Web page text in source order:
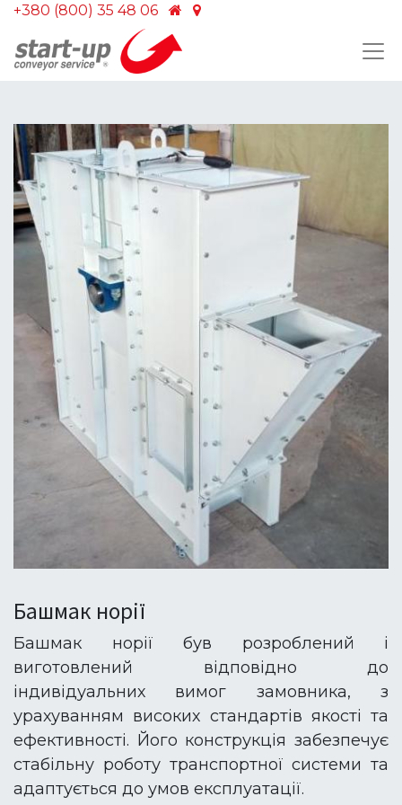
+380 (800) 35 48 06
Башмак норії
Башмак норії був розроблений і
виготовлений відповідно до
індивідуальних вимог замовника, з
урахуванням високих стандартів якості та
ефективності. Його конструкція забезпечує
стабільну роботу транспортної системи та
адаптується до умов експлуатації.